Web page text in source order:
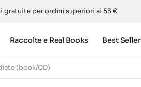
gratuite per ordini superiori ai 53 €
Raccolte e Real Books Best Seller
(book/CD)